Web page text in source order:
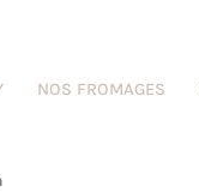
NOS FROMAGES